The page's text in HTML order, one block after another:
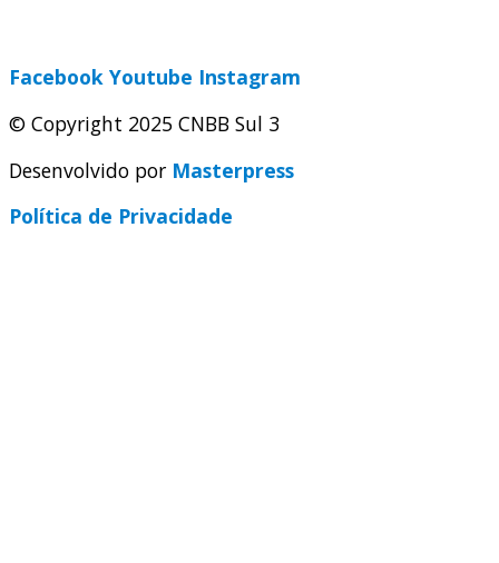
Facebook Youtube Instagram
© Copyright 2025 CNBB Sul 3
Desenvolvido por Masterpress
Política de Privacidade